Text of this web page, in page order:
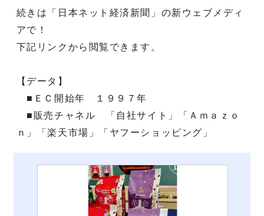
続きは「日本ネット経済新聞」の新ウェブメディ
アで！
下記リンクから閲覧できます。
【データ】
■ＥＣ開始年 １９９７年
■販売チャネル 「自社サイト」「Ａｍａｚｏ
ｎ」「楽天市場」「ヤフーショッピング」